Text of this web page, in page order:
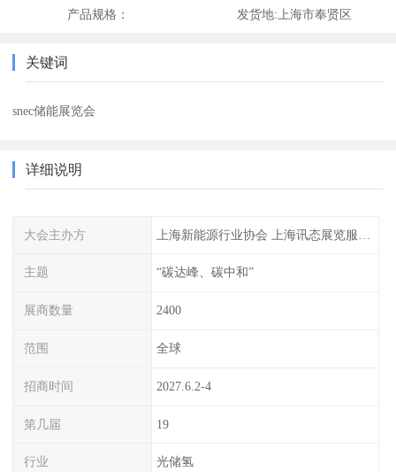
产品规格： 发货地:上海市奉贤区
关键词
snec储能展览会
详细说明
大会主办方
主题 “碳达峰、碳中和”
展商数量 2400
范围 全球
招商时间 2027.6.2-4
第几届 19
行业 光储氢